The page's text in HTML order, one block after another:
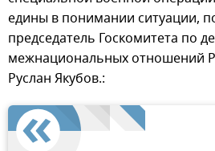
едины в понимании ситуации,
председатель Госкомитета по
межнациональных отношений
Руслан Якубов.: